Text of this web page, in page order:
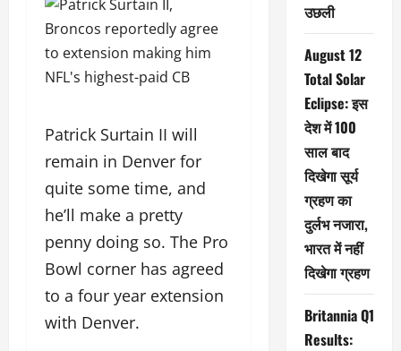
Patrick Surtain II will
remain in Denver for
quite some time, and
he’ll make a pretty
penny doing so. The Pro
Bowl corner has agreed
to a four year extension
with Denver.
उछली
August 12
Total Solar
Eclipse: इस
देश में 100
साल बाद
दिखेगा सूर्य
ग्रहण का
दुर्लभ नजारा,
भारत में नहीं
दिखेगा ग्रहण
Britannia Q1
Results: